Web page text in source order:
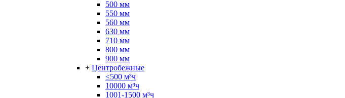
500 мм
550 мм
560 мм
630 мм
710 мм
800 мм
900 мм
+ Центробежные
≤500 м³ч
10000 м³ч
1001-1500 м³ч